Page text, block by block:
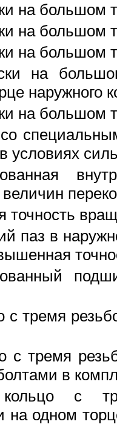
на большом
на большом
на большом
на
наружного
на большом
условиях
паз в
с тремя
с тремя
в
с
на одном